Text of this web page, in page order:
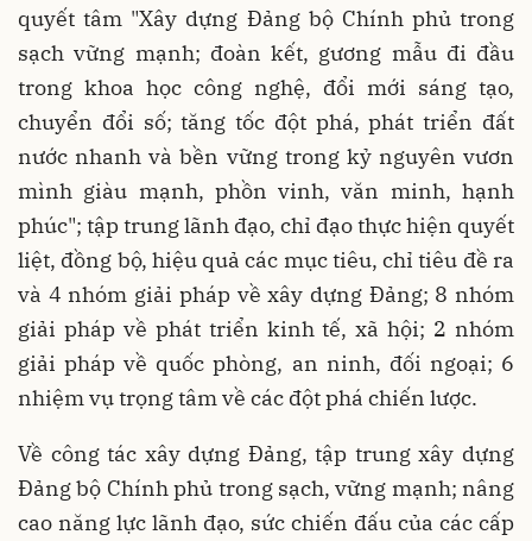
quyết tâm "Xây dựng Đảng bộ Chính phủ trong
sạch vững mạnh; đoàn kết, gương mẫu đi đầu
trong khoa học công nghệ, đổi mới sáng tạo,
chuyển đổi số; tăng tốc đột phá, phát triển đất
nước nhanh và bền vững trong kỷ nguyên vươn
mình giàu mạnh, phồn vinh, văn minh, hạnh
phúc"; tập trung lãnh đạo, chỉ đạo thực hiện quyết
liệt, đồng bộ, hiệu quả các mục tiêu, chỉ tiêu đề ra
và 4 nhóm giải pháp về xây dựng Đảng; 8 nhóm
giải pháp về phát triển kinh tế, xã hội; 2 nhóm
giải pháp về quốc phòng, an ninh, đối ngoại; 6
nhiệm vụ trọng tâm về các đột phá chiến lược.
Về công tác xây dựng Đảng, tập trung xây dựng
Đảng bộ Chính phủ trong sạch, vững mạnh; nâng
cao năng lực lãnh đạo, sức chiến đấu của các cấp